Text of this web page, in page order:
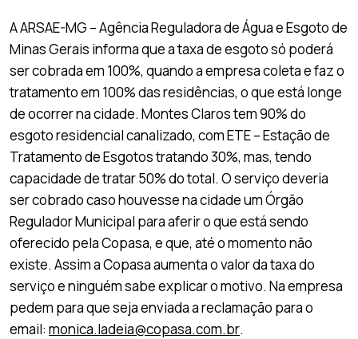
A ARSAE-MG – Agência Reguladora de Água e Esgoto de
Minas Gerais informa que a taxa de esgoto só poderá
ser cobrada em 100%, quando a empresa coleta e faz o
tratamento em 100% das residências, o que está longe
de ocorrer na cidade. Montes Claros tem 90% do
esgoto residencial canalizado, com ETE – Estação de
Tratamento de Esgotos tratando 30%, mas, tendo
capacidade de tratar 50% do total. O serviço deveria
ser cobrado caso houvesse na cidade um Órgão
Regulador Municipal para aferir o que está sendo
oferecido pela Copasa, e que, até o momento não
existe. Assim a Copasa aumenta o valor da taxa do
serviço e ninguém sabe explicar o motivo. Na empresa
pedem para que seja enviada a reclamação para o
email: monica.ladeia@copasa.com.br.